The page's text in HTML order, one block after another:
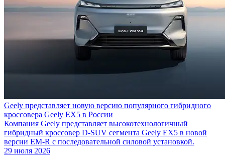
Geely представляет новую версию популярного гибридного
кроссовера Geely EX5 в России
Компания Geely представляет высокотехнологичный
гибридный кроссовер D-SUV сегмента Geely EX5 в новой
версии EM-R с последовательной силовой установкой.
29 июля 2026